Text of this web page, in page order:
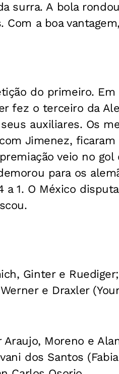
surra. A bola
a boa
do primeiro. Em
fez o terceiro da
auxiliares. Os
Jimenez,
veio no
para os
1. O México
Ginter e
e Draxler
Araujo, Moreno e
dos Santos